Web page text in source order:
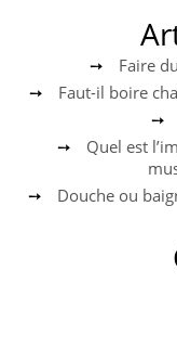
Faire
Faut-il boire
Quel est
Douche ou